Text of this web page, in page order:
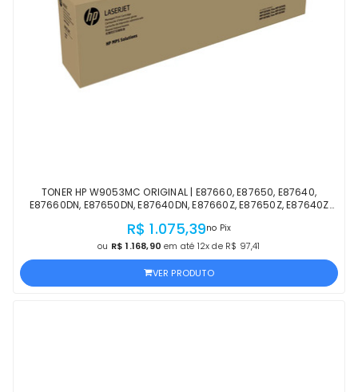
TONER HP W9053MC ORIGINAL | E87660, E87650, E87640,
E87660DN, E87650DN, E87640DN, E87660Z, E87650Z, E87640Z
R$ 1.075,39no Pix
ou R$ 1.168,90 em até 12x de R$ 97,41
VER PRODUTO